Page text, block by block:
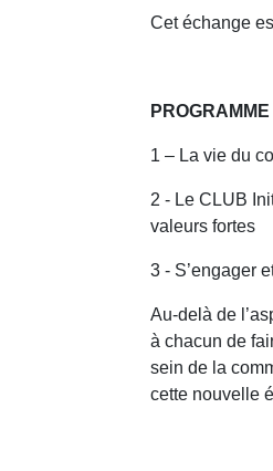
Cet échange
1 – La vie du
2 - Le CLUB
valeurs fortes
3 - S’engager
Au-delà de
à chacun de
sein de la
cette nouvelle